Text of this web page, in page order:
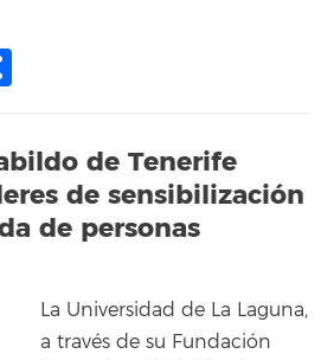
de Tenerife
de sensibilización
de personas
La Universidad de La Laguna,
a través de su Fundación